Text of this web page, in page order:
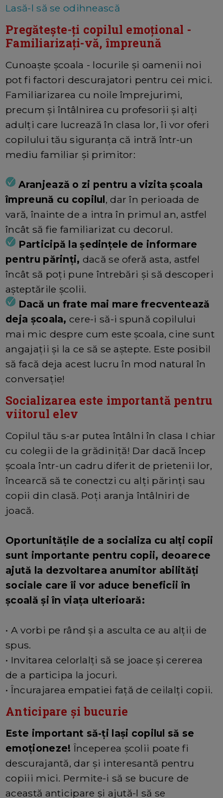
Lasă-l să se odihnească
Pregătește-ți copilul emoțional -
Familiarizați-vă, împreună
Cunoaște școala - locurile și oamenii noi
pot fi factori descurajatori pentru cei mici.
Familiarizarea cu noile împrejurimi,
precum și întâlnirea cu profesorii și alți
adulți care lucrează în clasa lor, îi vor oferi
copilului tău siguranța că intră într-un
mediu familiar și primitor:
Aranjează o zi pentru a vizita școala
împreună cu copilul, dar în perioada de
vară, înainte de a intra în primul an, astfel
încât să fie familiarizat cu decorul.
Participă la ședințele de informare
pentru părinți, dacă se oferă asta, astfel
încât să poți pune întrebări și să descoperi
așteptările școlii.
Dacă un frate mai mare frecventează
deja școala, cere-i să-i spună copilului
mai mic despre cum este școala, cine sunt
angajații și la ce să se aștepte. Este posibil
să facă deja acest lucru în mod natural în
conversație!
Socializarea este importantă pentru
viitorul elev
Copilul tău s-ar putea întâlni în clasa I chiar
cu colegii de la grădiniță! Dar dacă încep
școala într-un cadru diferit de prietenii lor,
încearcă să te conectzi cu alți părinți sau
copii din clasă. Poți aranja întâlniri de
joacă.
Oportunitățile de a socializa cu alți copii
sunt importante pentru copii, deoarece
ajută la dezvoltarea anumitor abilități
sociale care îi vor aduce beneficii în
școală și în viața ulterioară:
• A vorbi pe rând și a asculta ce au alții de
spus.
• Invitarea celorlalți să se joace și cererea
de a participa la jocuri.
• Încurajarea empatiei față de ceilalți copii.
Anticipare și bucurie
Este important să-ți lași copilul să se
emoționeze! Începerea școlii poate fi
descurajantă, dar și interesantă pentru
copiii mici. Permite-i să se bucure de
această anticipare și ajută-l să se